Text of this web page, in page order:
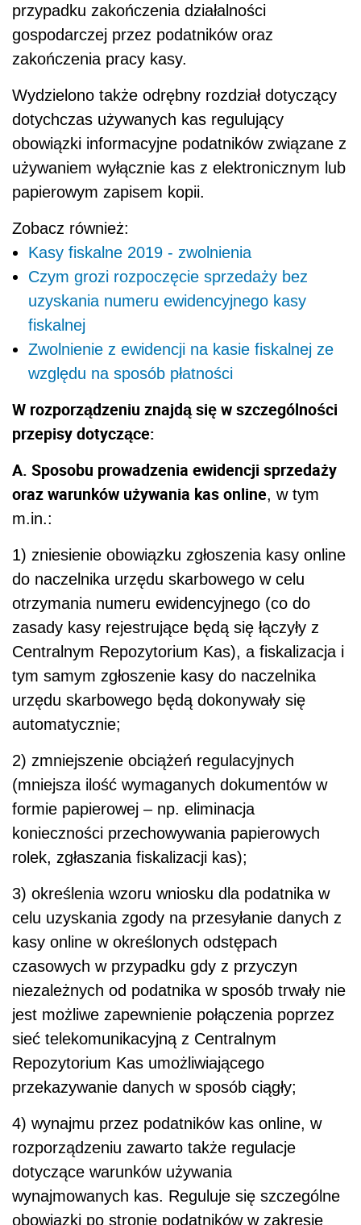
przypadku zakończenia działalności
gospodarczej przez podatników oraz
zakończenia pracy kasy.
Wydzielono także odrębny rozdział dotyczący
dotychczas używanych kas regulujący
obowiązki informacyjne podatników związane z
używaniem wyłącznie kas z elektronicznym lub
papierowym zapisem kopii.
Zobacz również:
Kasy fiskalne 2019 - zwolnienia
Czym grozi rozpoczęcie sprzedaży bez
uzyskania numeru ewidencyjnego kasy
fiskalnej
Zwolnienie z ewidencji na kasie fiskalnej ze
względu na sposób płatności
W rozporządzeniu znajdą się w szczególności
przepisy dotyczące:
A. Sposobu prowadzenia ewidencji sprzedaży
oraz warunków używania kas online, w tym
m.in.:
1) zniesienie obowiązku zgłoszenia kasy online
do naczelnika urzędu skarbowego w celu
otrzymania numeru ewidencyjnego (co do
zasady kasy rejestrujące będą się łączyły z
Centralnym Repozytorium Kas), a fiskalizacja i
tym samym zgłoszenie kasy do naczelnika
urzędu skarbowego będą dokonywały się
automatycznie;
2) zmniejszenie obciążeń regulacyjnych
(mniejsza ilość wymaganych dokumentów w
formie papierowej – np. eliminacja
konieczności przechowywania papierowych
rolek, zgłaszania fiskalizacji kas);
3) określenia wzoru wniosku dla podatnika w
celu uzyskania zgody na przesyłanie danych z
kasy online w określonych odstępach
czasowych w przypadku gdy z przyczyn
niezależnych od podatnika w sposób trwały nie
jest możliwe zapewnienie połączenia poprzez
sieć telekomunikacyjną z Centralnym
Repozytorium Kas umożliwiającego
przekazywanie danych w sposób ciągły;
4) wynajmu przez podatników kas online, w
rozporządzeniu zawarto także regulacje
dotyczące warunków używania
wynajmowanych kas. Reguluje się szczególne
obowiązki po stronie podatników w zakresie